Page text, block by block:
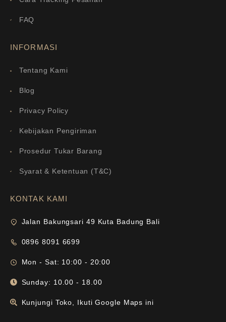
FAQ
INFORMASI
Tentang Kami
Blog
Privacy Policy
Kebijakan Pengiriman
Prosedur Tukar Barang
Syarat & Ketentuan (T&C)
KONTAK KAMI
Jalan Bakungsari 49 Kuta Badung Bali
0896 8091 6699
Mon - Sat: 10:00 - 20:00
Sunday: 10.00 - 18.00
Kunjungi Toko, Ikuti Google Maps ini